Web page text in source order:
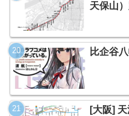
天保山
比企谷
[大阪]